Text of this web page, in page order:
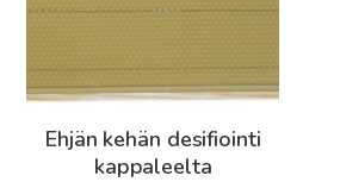
Ehjän kehän desifiointi
kappaleelta